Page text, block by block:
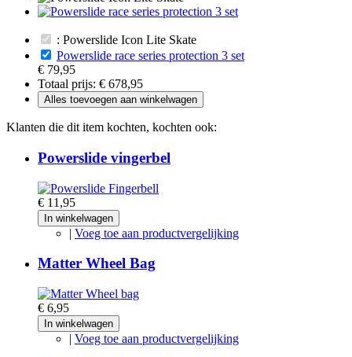
: Powerslide Icon Lite Skate
Powerslide race series protection 3 set
€ 79,95
Totaal prijs: € 678,95
Alles toevoegen aan winkelwagen
Klanten die dit item kochten, kochten ook:
Powerslide vingerbel
€ 11,95
In winkelwagen
| Voeg toe aan productvergelijking
Matter Wheel Bag
€ 6,95
In winkelwagen
| Voeg toe aan productvergelijking